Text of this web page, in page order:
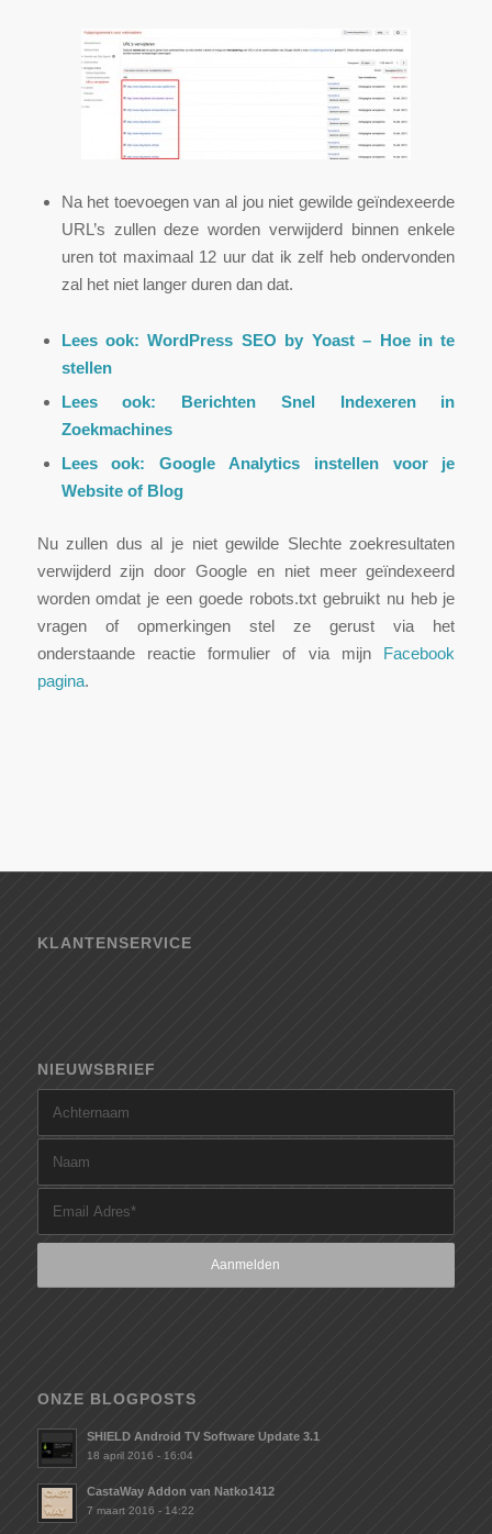
Na het toevoegen van al jou niet gewilde geïndexeerde
URL’s zullen deze worden verwijderd binnen enkele
uren tot maximaal 12 uur dat ik zelf heb ondervonden
zal het niet langer duren dan dat.
Lees ook:WordPress SEO by Yoast – Hoe in te
stellen
Lees ook: Berichten Snel Indexeren in
Zoekmachines
Lees ook:Google Analytics instellen voor je
Website of Blog
Nu zullen dus al je niet gewilde Slechte zoekresultaten
verwijderd zijn door Google en niet meer geïndexeerd
worden omdat je een goede robots.txt gebruikt nu heb je
vragen of opmerkingen stel ze gerust via het
onderstaande reactie formulier of via mijn Facebook
pagina.
KLANTENSERVICE
NIEUWSBRIEF
ONZE BLOGPOSTS
SHIELD Android TV Software Update 3.1
18 april 2016 - 16:04
CastaWay Addon van Natko1412
7 maart 2016 - 14:22